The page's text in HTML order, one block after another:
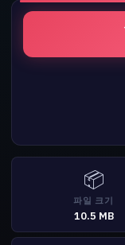
📦
파일 크기
10.5 MB